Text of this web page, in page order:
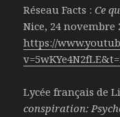
Réseau Facts :Ce
Nice, 24 novembre
https://
Lycée français de
conspiration: